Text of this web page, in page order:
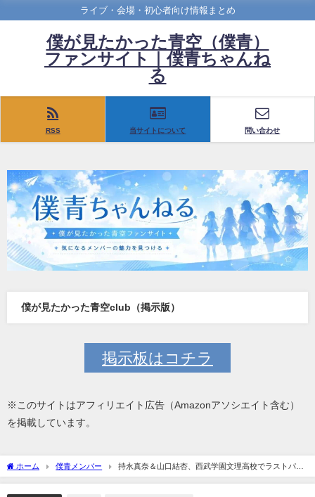
ライブ・会場・初心者向け情報まとめ
僕が見たかった青空（僕青）
ファンサイト｜僕青ちゃんね
る
RSS 当サイトについて 問い合わせ
僕が見たかった青空club（掲示版）
掲示板はコチラ
※このサイトはアフィリエイト広告（Amazonアソシエイト含む）
を掲載しています。
ホーム 僕青メンバー
持永真奈＆山口結杏、西武学園文理高校でラストパフ